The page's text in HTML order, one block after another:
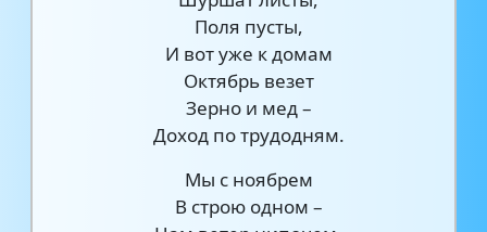
Поля пусты,
И вот уже к домам
Октябрь везет
Зерно и мед –
Доход по трудодням.
Мы с ноябрем
В строю одном –